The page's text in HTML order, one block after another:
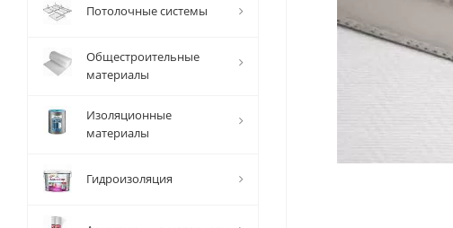
Потолочные системы
Общестроительные
материалы
Изоляционные
материалы
Гидроизоляция